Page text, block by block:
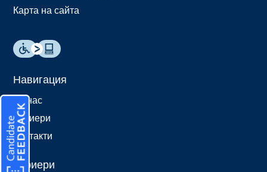
Карта на сайта
Навигация
За нас
Кариери
Контакти
Кариери